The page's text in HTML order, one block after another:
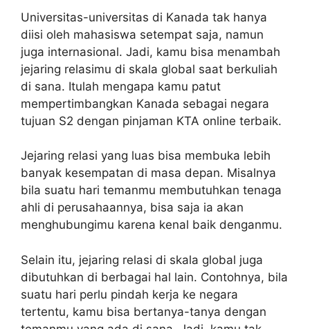
Universitas-universitas di Kanada tak hanya
diisi oleh mahasiswa setempat saja, namun
juga internasional. Jadi, kamu bisa menambah
jejaring relasimu di skala global saat berkuliah
di sana. Itulah mengapa kamu patut
mempertimbangkan Kanada sebagai negara
tujuan S2 dengan pinjaman KTA online terbaik.
Jejaring relasi yang luas bisa membuka lebih
banyak kesempatan di masa depan. Misalnya
bila suatu hari temanmu membutuhkan tenaga
ahli di perusahaannya, bisa saja ia akan
menghubungimu karena kenal baik denganmu.
Selain itu, jejaring relasi di skala global juga
dibutuhkan di berbagai hal lain. Contohnya, bila
suatu hari perlu pindah kerja ke negara
tertentu, kamu bisa bertanya-tanya dengan